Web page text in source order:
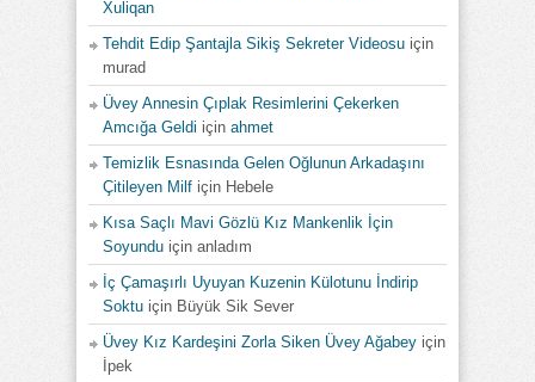
Xuliqan
Tehdit Edip Şantajla Sikiş Sekreter Videosu için
murad
Üvey Annesin Çıplak Resimlerini Çekerken
Amcığa Geldi için ahmet
Temizlik Esnasında Gelen Oğlunun Arkadaşını
Çitileyen Milf için Hebele
Kısa Saçlı Mavi Gözlü Kız Mankenlik İçin
Soyundu için anladım
İç Çamaşırlı Uyuyan Kuzenin Külotunu İndirip
Soktu için Büyük Sik Sever
Üvey Kız Kardeşini Zorla Siken Üvey Ağabey için
İpek